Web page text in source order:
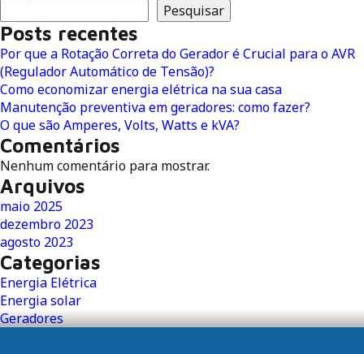
Correta
Gerador
é
Crucial
Pesquisar
Posts recentes
Por que a Rotação Correta do Gerador é Crucial para o AVR
(Regulador Automático de Tensão)?
Como economizar energia elétrica na sua casa
Manutenção preventiva em geradores: como fazer?
O que são Amperes, Volts, Watts e kVA?
Comentários
Nenhum comentário para mostrar.
Arquivos
maio 2025
dezembro 2023
agosto 2023
Categorias
Energia Elétrica
Energia solar
Geradores